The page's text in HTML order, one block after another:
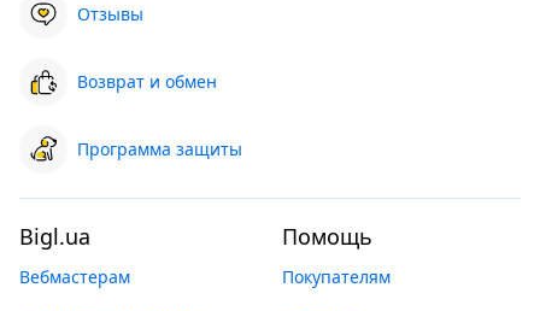
Отзывы
Возврат и обмен
Программа защиты
Bigl.ua
Вебмастерам
Помощь
Покупателям